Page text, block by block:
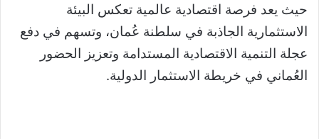
حيث يعد فرصة اقتصادية عالمية تعكس البيئة
الاستثمارية الجاذبة في سلطنة عُمان، وتسهم في دفع
عجلة التنمية الاقتصادية المستدامة وتعزيز الحضور
العُماني في خريطة الاستثمار الدولية.